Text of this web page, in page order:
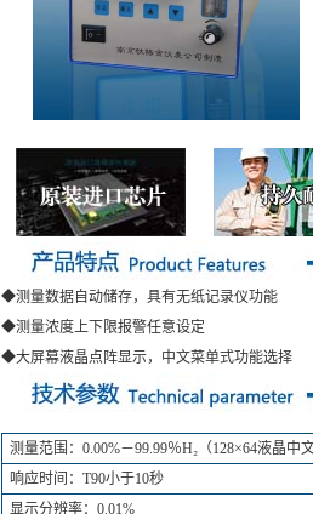
◆测量数据自动储存，具有无纸记录仪功能
◆测量浓度上下限报警任意设定
◆大屏幕液晶点阵显示，中文菜单式功能选择
测量范围：0.00%－99.99％H₂（128×64液晶中文
响应时间：T90小于10秒
显示分辨率：0.01%